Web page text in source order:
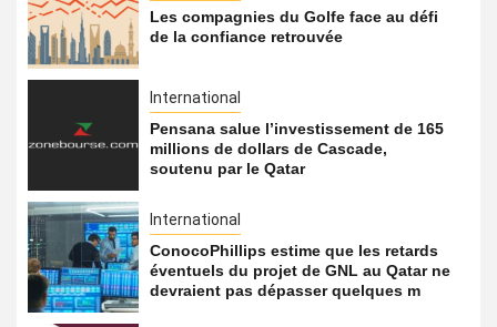
Les compagnies du Golfe face au défi
de la confiance retrouvée
International
Pensana salue l’investissement de 165
millions de dollars de Cascade,
soutenu par le Qatar
International
ConocoPhillips estime que les retards
éventuels du projet de GNL au Qatar ne
devraient pas dépasser quelques m